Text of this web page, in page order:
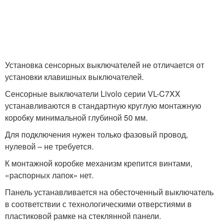
Установка сенсорных выключателей не отличается от
установки клавишных выключателей.
Сенсорные выключатели Livolo серии VL-C7XX
устанавливаются в стандартную круглую монтажную
коробку минимальной глубиной 50 мм.
Для подключения нужен только фазовый провод,
нулевой – не требуется.
К монтажной коробке механизм крепится винтами,
«распорных лапок» нет.
Панель устанавливается на обесточенный выключатель
в соответствии с технологическими отверстиями в
пластиковой рамке на стеклянной панели.